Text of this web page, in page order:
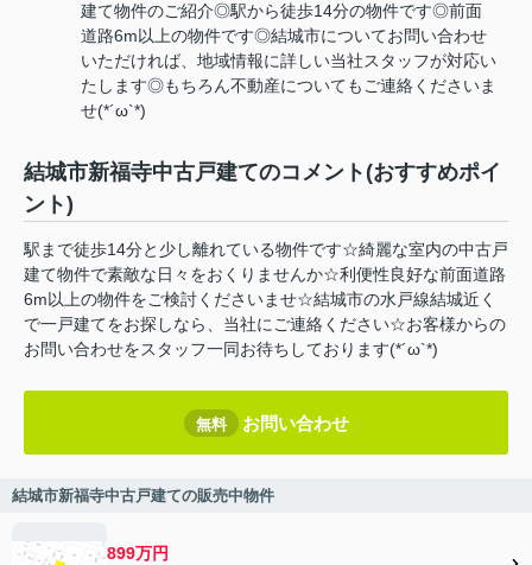
建て物件のご紹介◎駅から徒歩14分の物件です◎前面
道路6m以上の物件です◎結城市についてお問い合わせ
いただければ、地域情報に詳しい当社スタッフが対応い
たします◎もちろん不動産についてもご連絡くださいま
せ(*´ω`*)
結城市新福寺中古戸建てのコメント(おすすめポイ
ント)
駅まで徒歩14分と少し離れている物件です☆綺麗な室内の中古戸
建て物件で素敵な日々をおくりませんか☆利便性良好な前面道路
6m以上の物件をご検討くださいませ☆結城市の水戸線結城近く
で一戸建てをお探しなら、当社にご連絡ください☆お客様からの
お問い合わせをスタッフ一同お待ちしております(*´ω`*)
無料 お問い合わせ
結城市新福寺中古戸建ての販売中物件
899万円